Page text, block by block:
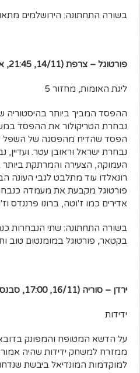
בשורה התחתונה: הירושלמים
פורטוגל – צרפת (14/11, 21:45, אצטדיון האור)
ליגת האומות, מחזור 5
ההפסד המביך ביותר בהיסטוריה
נבחרת הטריקולור את ההפסד
נבחרת ישראל וראובן עטר.
העמוקה, הצעירה והמרתקת ביותר
רונאלדו עוד מתלבט לגבי העונה
פורטוגל מקבעת את מעמדה
אדירים כמו ז'וטה, ברונו פרננדס
בשורה התחתונה: שתי הנבחרות
בקטאר, פורטוגל במומנטום טוב
ירדן – סוריה (16/11, 17:00, סבנס)
ידידות
על הדשא המטופח והמפונק
ממזרח למשחק ידידות שהיה
למוקדמות המונדיאל ביבשת